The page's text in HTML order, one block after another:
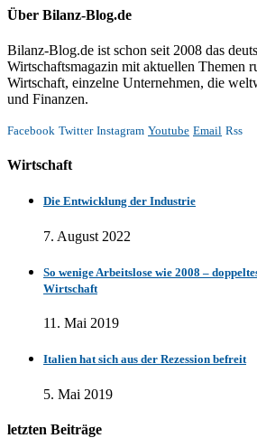
Über Bilanz-Blog.de
Bilanz-Blog.de ist schon seit 2008 das
Wirtschaftsmagazin mit aktuellen Themen
Wirtschaft, einzelne Unternehmen, die
und Finanzen.
Facebook Twitter Instagram Youtube Email Rss
Wirtschaft
Die Entwicklung der Industrie
7. August 2022
So wenige Arbeitslose wie 2008 –
Wirtschaft
11. Mai 2019
Italien hat sich aus der Rezession befreit
5. Mai 2019
letzten Beiträge